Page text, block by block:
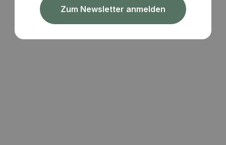
Zum Newsletter anmelden